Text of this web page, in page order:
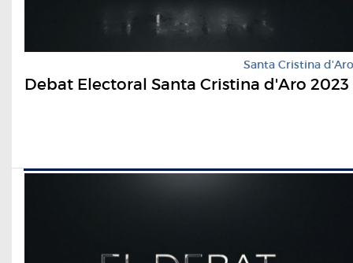
Santa Cristina d'Aro
Debat Electoral Santa Cristina d'Aro 2023